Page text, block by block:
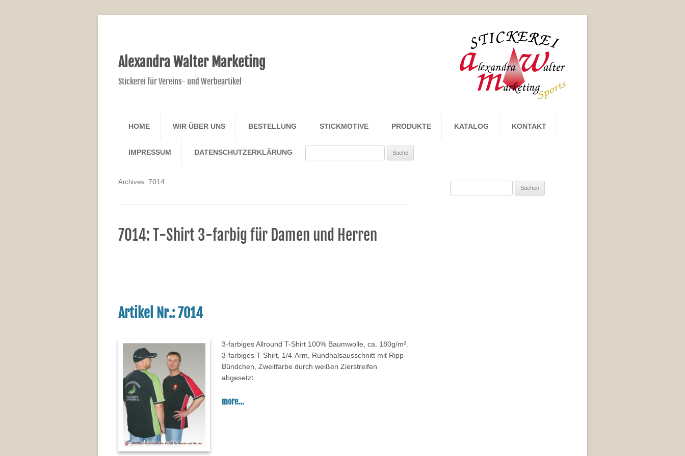
Alexandra Walter Marketing
Stickerei für Vereins- und Werbeartikel
HOME
WIR ÜBER UNS BESTELLUNG STICKMOTIVE PRODUKTE KATALOG KONTAKT
IMPRESSUM DATENSCHUTZERKLÄRUNG
Archives: 7014
7014: T-Shirt 3-farbig für Damen und Herren
Artikel Nr.: 7014
3-farbiges Allround T-Shirt 100% Baumwolle, ca. 180g/m².
3-farbiges T-Shirt, 1/4-Arm, Rundhalsausschnitt mit Ripp-
Bündchen, Zweitfarbe durch weißen Zierstreifen
abgesetzt.
more...